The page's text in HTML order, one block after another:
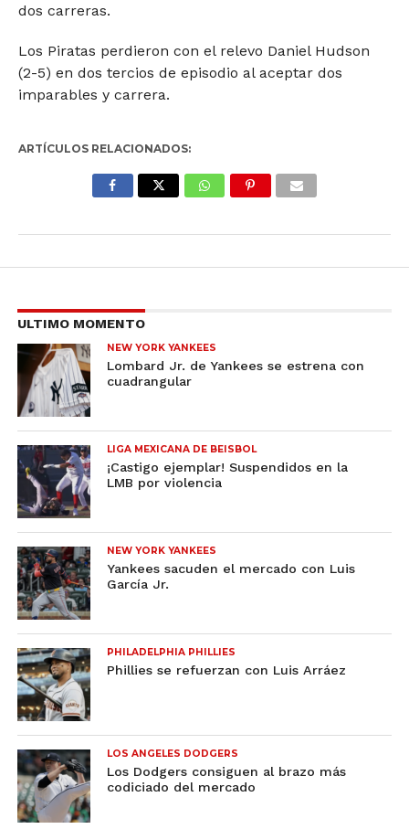
dos carreras.
Los Piratas perdieron con el relevo Daniel Hudson
(2-5) en dos tercios de episodio al aceptar dos
imparables y carrera.
ARTÍCULOS RELACIONADOS:
ULTIMO MOMENTO
NEW YORK YANKEES
Lombard Jr. de Yankees se estrena con
cuadrangular
LIGA MEXICANA DE BEISBOL
¡Castigo ejemplar! Suspendidos en la
LMB por violencia
NEW YORK YANKEES
Yankees sacuden el mercado con Luis
García Jr.
PHILADELPHIA PHILLIES
Phillies se refuerzan con Luis Arráez
LOS ANGELES DODGERS
Los Dodgers consiguen al brazo más
codiciado del mercado